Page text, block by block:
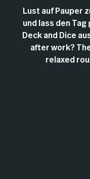
Lust auf Pauper
und lass den
Deck and Dice
after work?
relaxed